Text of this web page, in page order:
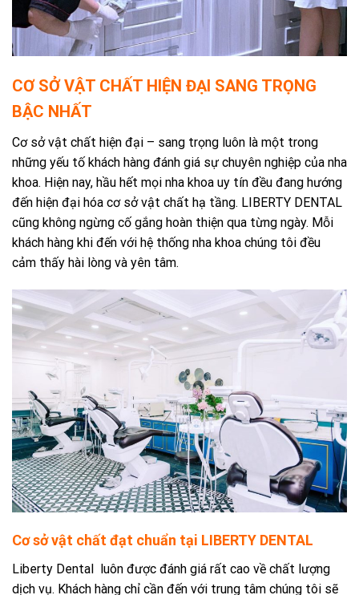
CƠ SỞ VẬT CHẤT HIỆN ĐẠI SANG TRỌNG
BẬC NHẤT
Cơ sở vật chất hiện đại – sang trọng luôn là một trong
những yếu tố khách hàng đánh giá sự chuyên nghiệp của nha
khoa. Hiện nay, hầu hết mọi nha khoa uy tín đều đang hướng
đến hiện đại hóa cơ sở vật chất hạ tầng. LIBERTY DENTAL
cũng không ngừng cố gắng hoàn thiện qua từng ngày. Mỗi
khách hàng khi đến với hệ thống nha khoa chúng tôi đều
cảm thấy hài lòng và yên tâm.
Cơ sở vật chất đạt chuẩn tại LIBERTY DENTAL
Liberty Dental luôn được đánh giá rất cao về chất lượng
dịch vụ. Khách hàng chỉ cần đến với trung tâm chúng tôi sẽ